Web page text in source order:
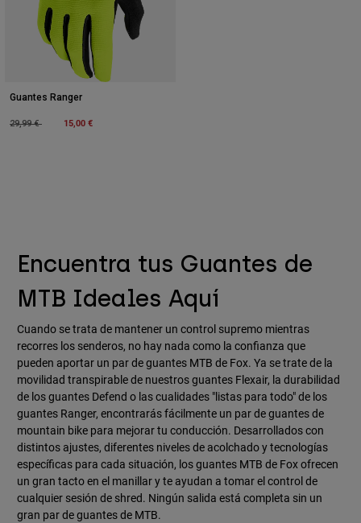
Guantes Ranger
Price reduced from
29,99 €to 15,00 €
Encuentra tus Guantes de
MTB Ideales Aquí
Cuando se trata de mantener un control supremo mientras
recorres los senderos, no hay nada como la confianza que
pueden aportar un par de guantes MTB de Fox. Ya se trate de la
movilidad transpirable de nuestros guantes Flexair, la durabilidad
de los guantes Defend o las cualidades "listas para todo" de los
guantes Ranger, encontrarás fácilmente un par de guantes de
mountain bike para mejorar tu conducción. Desarrollados con
distintos ajustes, diferentes niveles de acolchado y tecnologías
específicas para cada situación, los guantes MTB de Fox ofrecen
un gran tacto en el manillar y te ayudan a tomar el control de
cualquier sesión de shred. Ningún salida está completa sin un
gran par de guantes de MTB.